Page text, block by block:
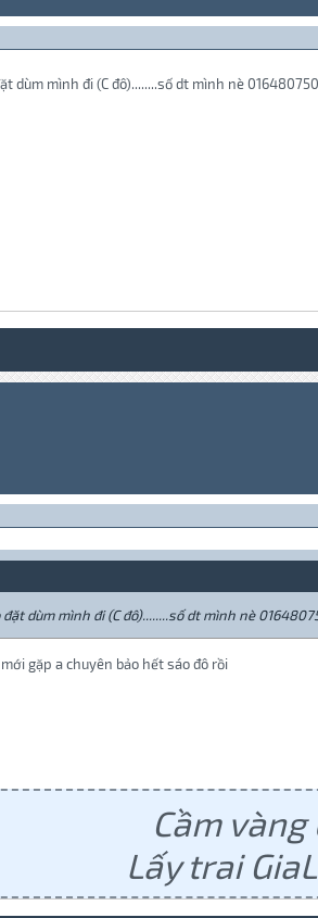
dùm mình đi (C đô)........số dt mình nè
dùm mình đi (C đô)........số dt mình nè
gặp a chuyên bảo hết sáo đô rồi
Cầm
Lấy trai